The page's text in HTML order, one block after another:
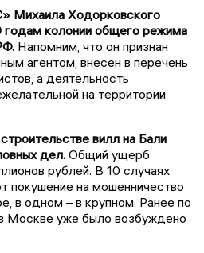
Михаила Ходорковского
годам колонии общего режима
Напомним, что он признан
агентом, внесен в перечень
а деятельность
на территории
вилл на Бали
дел. Общий ущерб
рублей. В 10 случаях
покушение на мошенничество
в одном – в крупном. Ранее по
Москве уже было возбуждено